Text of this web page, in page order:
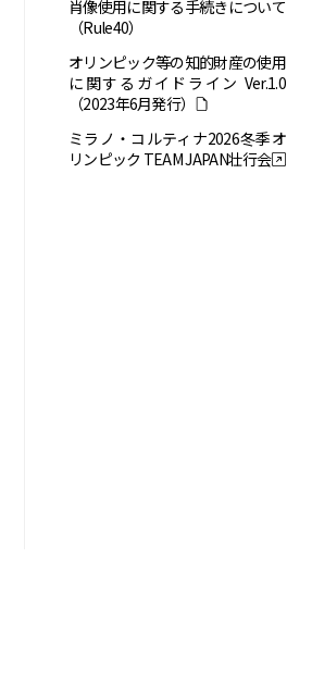
肖像使用に関する手続きについて
（Rule40）
オリンピック等の知的財産の使用
に関するガイドライン Ver.1.0
（2023年6月発行）
ミラノ・コルティナ2026冬季オ
リンピック TEAM JAPAN壮行会